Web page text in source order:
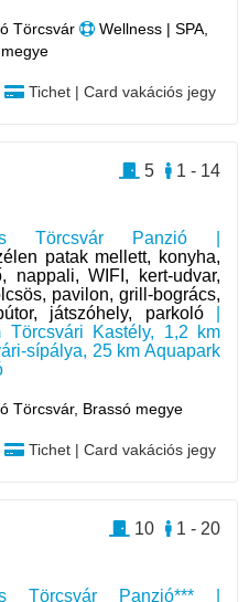
Törcsvár
Wellness | SPA,
Tichet | Card vakációs jegy
Törcsvár Panzió |
patak mellett, konyha,
nappali, WIFI, kert-udvar,
pavilon, grill-bogrács,
játszóhely, parkoló|
Törcsvári Kastély, 1,2 km
sípálya, 25 km Aquapark
Törcsvár, Brassó megye
Tichet | Card vakációs jegy
1 - 14
5
Törcsvár Panzió*** |
1 - 20
10